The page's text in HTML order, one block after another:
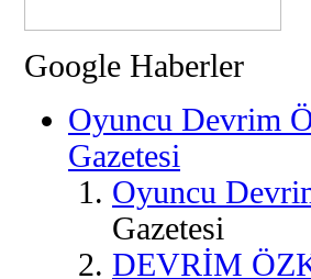
Google Haberler
Oyuncu Devrim
Gazetesi
Oyuncu
Gazetesi
DEVRİM